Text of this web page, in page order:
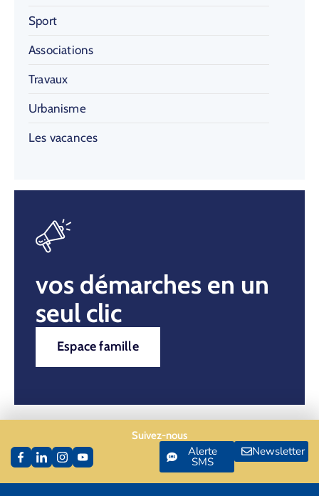
Sport
Associations
Travaux
Urbanisme
Les vacances
vos démarches en un
seul clic
Espace famille
Suivez-nous
Alerte
SMS
Newsletter